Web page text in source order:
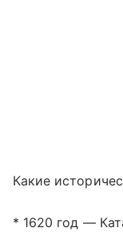
Какие
* 1620 год —